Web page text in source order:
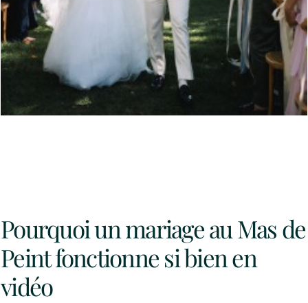
Pourquoi un mariage au Mas de
Peint fonctionne si bien en
vidéo